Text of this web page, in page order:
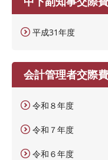
平成31年度
会計管理者交際費
令和８年度
令和７年度
令和６年度